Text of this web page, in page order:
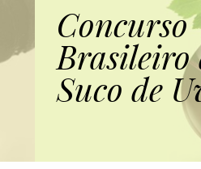
Concurso
Brasileiro
Suco de